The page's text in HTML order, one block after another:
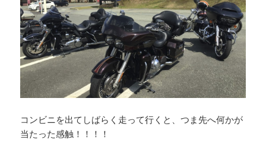
コンビニを出てしばらく走って行くと、つま先へ何かが
当たった感触！！！！